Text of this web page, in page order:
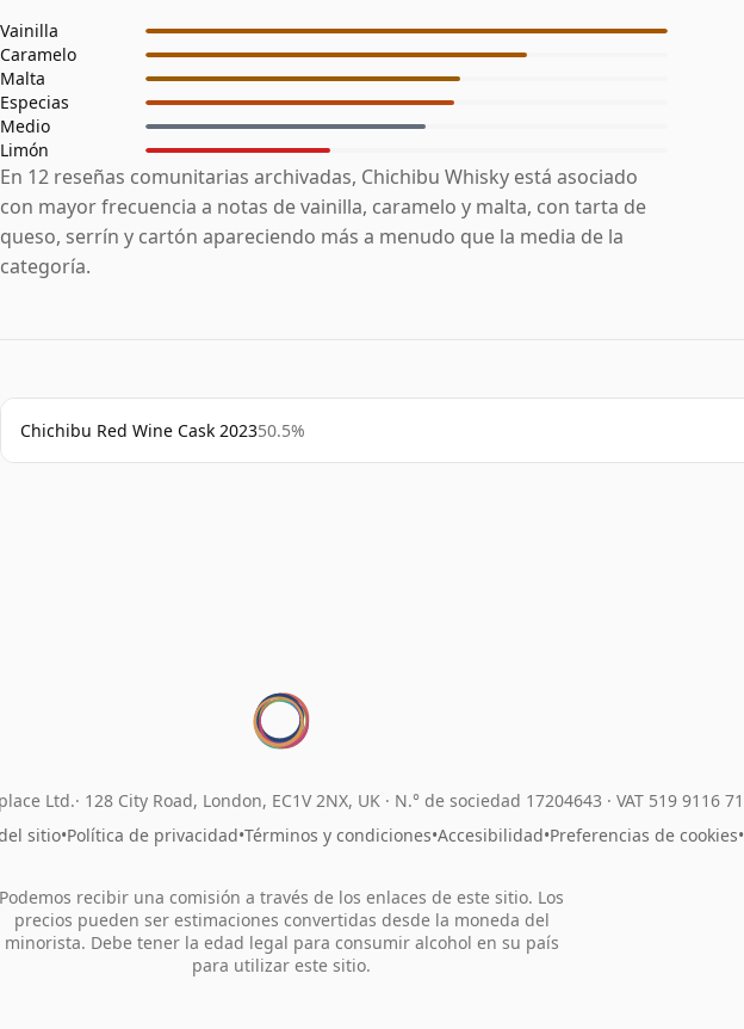
Vainilla
Caramelo
Malta
Especias
Medio
Limón
En 12 reseñas comunitarias archivadas, Chichibu Whisky está asociado
con mayor frecuencia a notas de vainilla, caramelo y malta, con tarta de
queso, serrín y cartón apareciendo más a menudo que la media de la
categoría.
Chichibu Red Wine Cask 202350.5%
Ltd. 128 City Road, London, EC1V 2NX, UK · N.° de sociedad 17204643 · VAT 519 9116 71
sitio•Política de privacidad•Términos y condiciones•Accesibilidad•Preferencias de cookies•
Podemos recibir una comisión a través de los enlaces de este sitio. Los
precios pueden ser estimaciones convertidas desde la moneda del
minorista. Debe tener la edad legal para consumir alcohol en su país
para utilizar este sitio.